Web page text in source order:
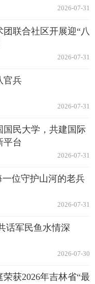
2026-07-31
联合社区开展迎“八
2026-07-31
官兵
2026-07-31
国民大学，共建国际
平台
2026-07-31
位守护山河的老兵
2026-07-31
话军民鱼水情深
2026-07-30
获2026年吉林省“最